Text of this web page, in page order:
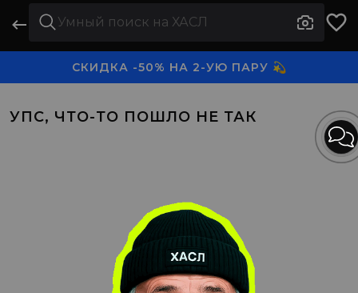
СКИДКА -50% НА 2-УЮ ПАРУ 💫
УПС, ЧТО-ТО ПОШЛО НЕ ТАК